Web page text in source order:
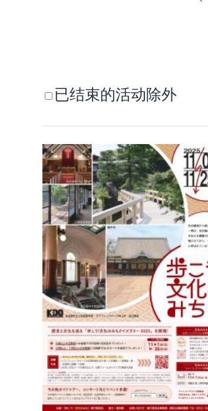
已结束的活动除外